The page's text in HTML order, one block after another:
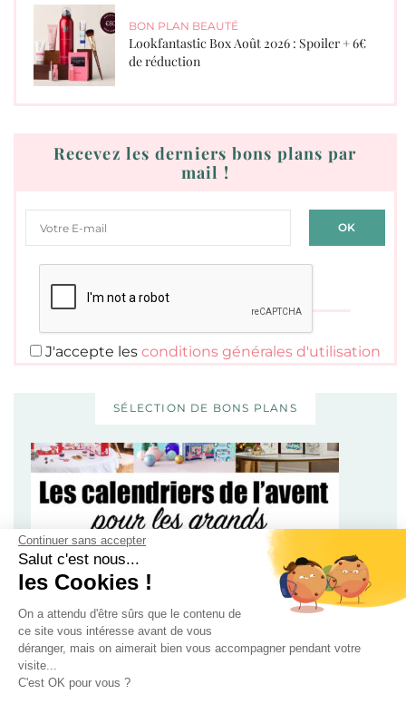
Continuer sans accepter
Salut c'est nous...
les Cookies !
On a attendu d'être sûrs que le contenu de
ce site vous intéresse avant de vous
déranger, mais on aimerait bien vous accompagner pendant votre
visite...
C'est OK pour vous ?
BON PLAN BEAUTÉ
Lookfantastic Box Août 2026 : Spoiler + 6€
de réduction
Recevez les derniers bons plans par
mail !
J'accepte les conditions générales d'utilisation
SÉLECTION DE BONS PLANS
100 calendriers de l’avent rien que pour les adultes –
Édition 2025